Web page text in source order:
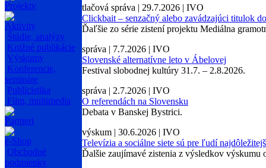
Projekty
Aktivity
Štúdie, analýzy
Knižné publikácie
Výskumy
Konferencie,
semináre
Publicistika
Film, multimedia
Partneri
e-Shop
Obchodné
podmienky
tlačová správa | 29.7.2026 | IVO
Clickbait – senzačný alebo zavádzajúci titulok
Ďaľšie zo série zistení projektu Mediálna
správa | 7.7.2026 | IVO
Slovenské alternatívne leto v Ábelovej
Festival slobodnej kultúry 31.7. – 2.8.2026.
správa | 2.7.2026 | IVO
O referendách na Slovensku
Debata v Banskej Bystrici.
výskum | 30.6.2026 | IVO
Televízia a sociálne siete sú pre ľudí
Ďalšie zaujímavé zistenia z výsledkov výskumu